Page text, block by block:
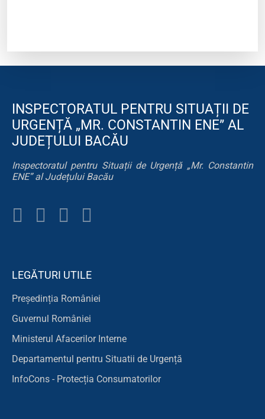
INSPECTORATUL PENTRU SITUAȚII DE
URGENȚĂ „MR. CONSTANTIN ENE” AL
JUDEȚULUI BACĂU
Inspectoratul pentru Situații de Urgență „Mr. Constantin
ENE” al Județului Bacău
LEGĂTURI UTILE
Președinția României
Guvernul României
Ministerul Afacerilor Interne
Departamentul pentru Situatii de Urgență
InfoCons - Protecția Consumatorilor